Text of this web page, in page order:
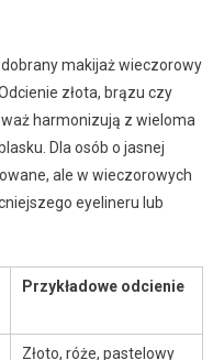
makijaż wieczorowy
złota, brązu czy
harmonizują z wieloma
Dla osób o jasnej
ale w wieczorowych
eyelineru lub
Przykładowe odcienie
Złoto, róże, pastelowy